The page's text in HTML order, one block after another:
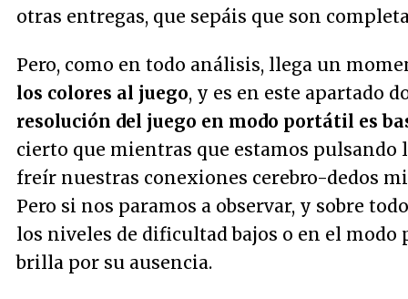
otras entregas, que sepáis que son
Pero, como en todo análisis, llega un
los colores al juego, y es en este apartado
resolución del juego en modo portátil es
cierto que mientras que estamos pulsando
freír nuestras conexiones cerebro-dedos
Pero si nos paramos a observar, y sobre
los niveles de dificultad bajos o en el
brilla por su ausencia.